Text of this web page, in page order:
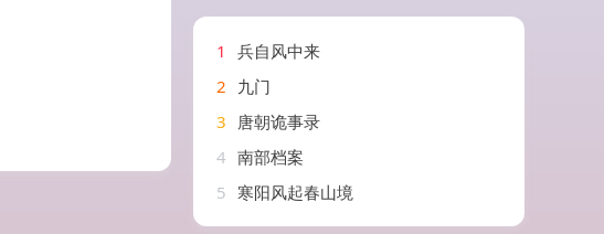
1
兵自风中来
2 九门
3 唐朝诡事录
4 南部档案
5 寒阳风起春山境